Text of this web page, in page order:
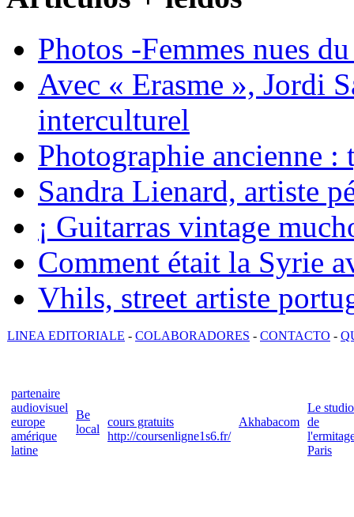
Photos -Femmes nues
Avec « Erasme », Jordi
interculturel
Photographie ancienne :
Sandra Lienard, artiste
¡ Guitarras vintage
Comment était la Syrie
Vhils, street artiste
LINEA EDITORIALE - COLABORADORES - CONTACTO -
partenaire
audiovisuel
europe
amérique
latine
Be
local
cours gratuits
http://coursenligne1s6.fr/
Akhabacom
Le studio
de
Paris